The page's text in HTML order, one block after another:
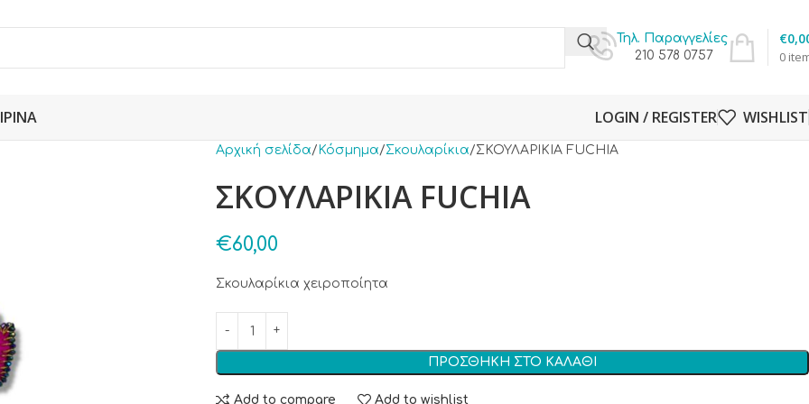
Τηλ. Παραγγελίες
210 578 0757
0
€
LOGIN / REGISTER WISHLIST
Αρχική σελίδα Κόσμημα Σκουλαρίκια ΣΚΟΥΛΑΡΙΚΙΑ FUCHIA
ΣΚΟΥΛΑΡΙΚΙΑ FUCHIA
€60,00
Σκουλαρίκια χειροποίητα
ΠΡΟΣΘΉΚΗ ΣΤΟ ΚΑΛΆΘΙ
Add to compare Add to wishlist